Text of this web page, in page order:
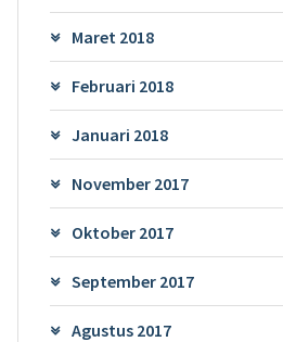
Maret 2018
Februari 2018
Januari 2018
November 2017
Oktober 2017
September 2017
Agustus 2017